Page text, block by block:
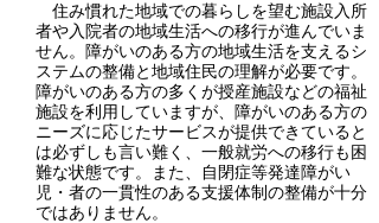
住み慣れた地域での暮らしを望む施設入所
者や入院者の地域生活への移行が進んでいま
せん。障がいのある方の地域生活を支えるシ
ステムの整備と地域住民の理解が必要です。
障がいのある方の多くが授産施設などの福祉
施設を利用していますが、障がいのある方の
ニーズに応じたサービスが提供できていると
は必ずしも言い難く、一般就労への移行も困
難な状態です。また、自閉症等発達障がい
児・者の一貫性のある支援体制の整備が十分
ではありません。